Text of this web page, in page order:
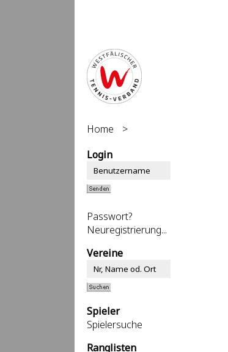
Home
>
Login
Passwort?
Neuregistrierung...
Vereine
Spieler
Spielersuche
Ranglisten